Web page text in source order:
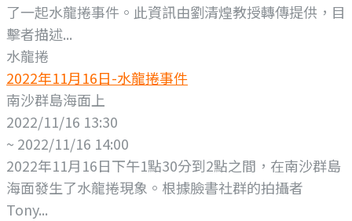
了一起水龍捲事件。此資訊由劉清煌教授轉傳提供，目
擊者描述...
水龍捲
2022年11月16日-水龍捲事件
南沙群島海面上
2022/11/16 13:30
~ 2022/11/16 14:00
2022年11月16日下午1點30分到2點之間，在南沙群島
海面發生了水龍捲現象。根據臉書社群的拍攝者
Tony...